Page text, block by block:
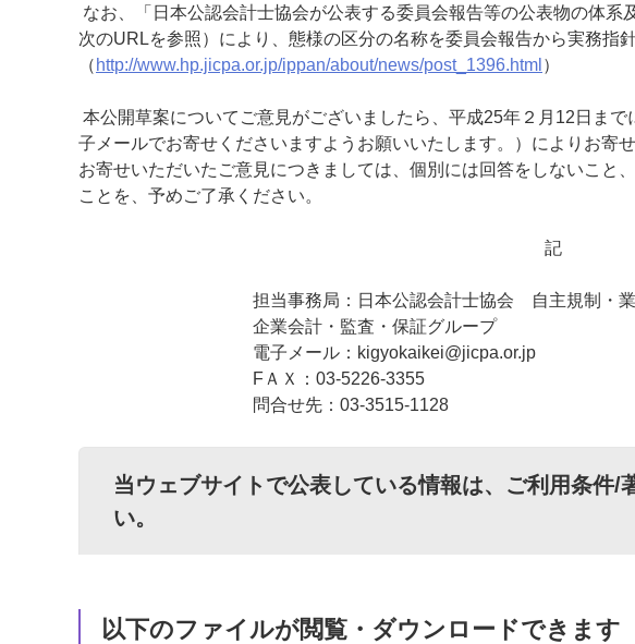
なお、「日本公認会計士協会が公表する委員会報告等の公表物の体系
次のURLを参照）により、態様の区分の名称を委員会報告から実務指
（ http://www.hp.jicpa.or.jp/ippan/about/news/post_1396.html ）
本公開草案についてご意見がございましたら、平成25年２月12日ま
子メールでお寄せくださいますようお願いいたします。）によりお寄せ
お寄せいただいたご意見につきましては、個別には回答をしないこと
ことを、予めご了承ください。
記
担当事務局：日本公認会計士協会 自主規制・
企業会計・監査・保証グループ
電子メール：kigyokaikei@jicpa.or.jp
FＡＸ：03-5226-3355
問合せ先：03-3515-1128
当ウェブサイトで公表している情報は、 ご利用条件/
い。
以下のファイルが閲覧・ダウンロードできます